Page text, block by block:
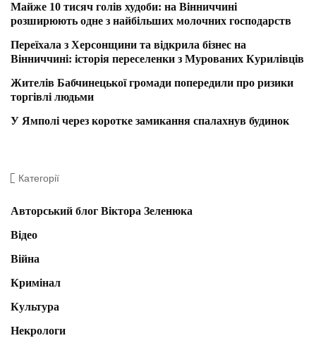
Майже 10 тисяч голів худоби: на Вінниччині
розширюють одне з найбільших молочних господарств
Переїхала з Херсонщини та відкрила бізнес на
Вінниччині: історія переселенки з Мурованих Курилівців
Жителів Бабчинецької громади попередили про ризики
торгівлі людьми
У Ямполі через коротке замикання спалахнув будинок
Категорії
Авторський блог Віктора Зеленюка
Відео
Війна
Кримінал
Культура
Некрологи